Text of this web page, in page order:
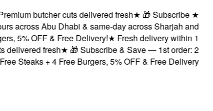
★
butcher cuts delivered fresh★🎁 Subscribe
Abu Dhabi & same-day across Sharjah and
OFF & Free Delivery!★Fresh delivery within 1
fresh★🎁 Subscribe & Save — 1st order: 2
Steaks + 4 Free Burgers, 5% OFF & Free Delivery!